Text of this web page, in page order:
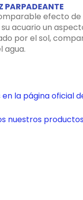
PARPADEANTE
efecto de
acuario un
por el sol,
agua.
la página oficial
nuestros